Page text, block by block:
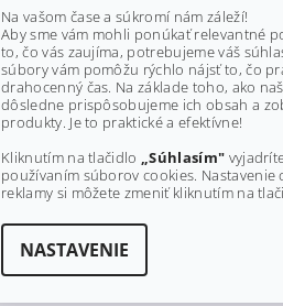
Na vašom čase a súkromí nám záleží!
Aby sme vám mohli ponúkať relevantné
to, čo vás zaujíma, potrebujeme váš
súbory vám pomôžu rýchlo nájsť to, čo
drahocenný čas. Na základe toho, ako
dôsledne prispôsobujeme ich obsah a
produkty. Je to praktické a efektívne!
Kliknutím na tlačidlo „Súhlasím"
používaním súborov cookies. Nastavenie
reklamy si môžete zmeniť kliknutím na
NASTAVENIE